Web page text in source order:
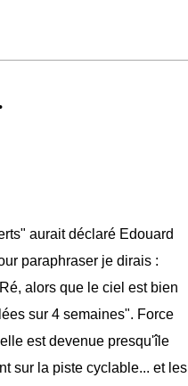
aurait déclaré Edouard
paraphraser je dirais :
alors que le ciel est bien
sur 4 semaines". Force
est devenue presqu'île
sur la piste cyclable... et les